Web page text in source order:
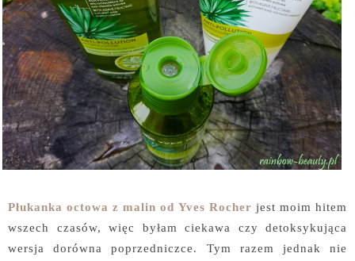
Płukanka octowa z malin od Yves Rocher jest moim hitem
wszech czasów, więc byłam ciekawa czy detoksykująca
wersja dorówna poprzedniczce. Tym razem jednak nie